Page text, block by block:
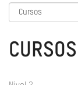
CURSOS